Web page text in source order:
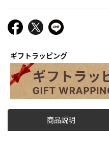
ギフトラッピング
商品説明